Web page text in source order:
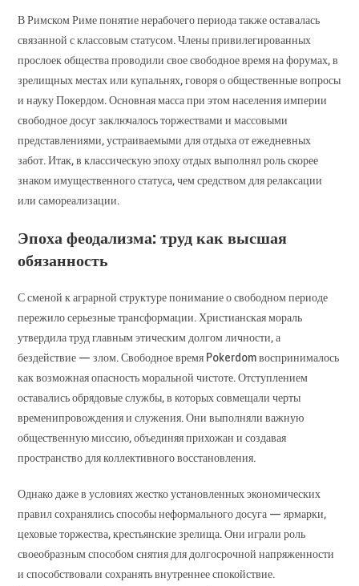
В Римском Риме понятие нерабочего периода также оставалась
связанной с классовым статусом. Члены привилегированных
прослоек общества проводили свое свободное время на форумах, в
зрелищных местах или купальнях, говоря о общественные вопросы
и науку Покердом. Основная масса при этом населения империи
свободное досуг заключалось торжествами и массовыми
представлениями, устраиваемыми для отдыха от ежедневных
забот. Итак, в классическую эпоху отдых выполнял роль скорее
знаком имущественного статуса, чем средством для релаксации
или самореализации.
Эпоха феодализма: труд как высшая
обязанность
С сменой к аграрной структуре понимание о свободном периоде
пережило серьезные трансформации. Христианская мораль
утвердила труд главным этическим долгом личности, а
бездействие — злом. Свободное время Pokerdom воспринималось
как возможная опасность моральной чистоте. Отступлением
оставались обрядовые службы, в которых совмещали черты
временипровождения и служения. Они выполняли важную
общественную миссию, объединяя прихожан и создавая
пространство для коллективного восстановления.
Однако даже в условиях жестко установленных экономических
правил сохранялись способы неформального досуга — ярмарки,
цеховые торжества, крестьянские зрелища. Они играли роль
своеобразным способом снятия для долгосрочной напряженности
и способствовали сохранять внутреннее спокойствие.